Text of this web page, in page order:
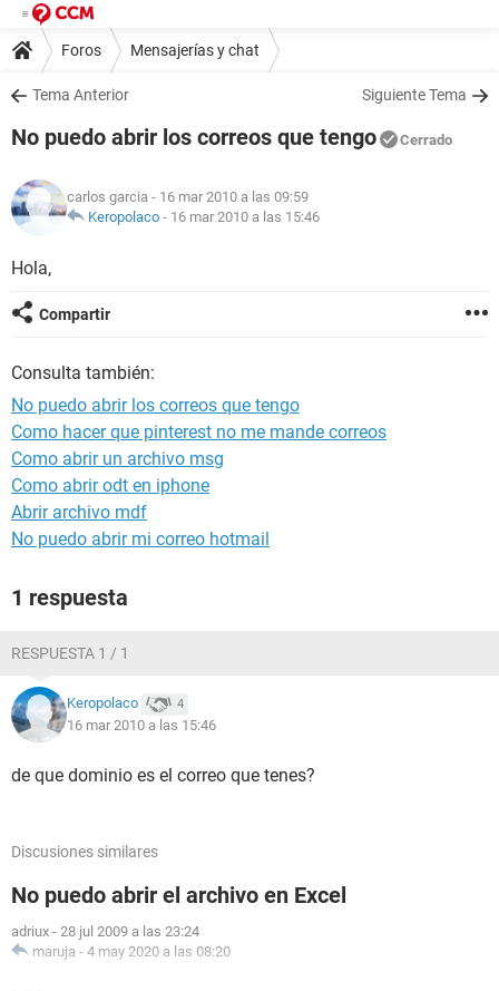
Foros Mensajerías y chat
Tema Anterior Siguiente Tema
No puedo abrir los correos que tengo Cerrado
carlos garcia - 16 mar 2010 a las 09:59
Keropolaco - 16 mar 2010 a las 15:46
Hola,
Compartir
Consulta también:
No puedo abrir los correos que tengo
Como hacer que pinterest no me mande correos
Como abrir un archivo msg
Como abrir odt en iphone
Abrir archivo mdf
No puedo abrir mi correo hotmail
1 respuesta
RESPUESTA 1 / 1
Keropolaco 4
16 mar 2010 a las 15:46
de que dominio es el correo que tenes?
Discusiones similares
No puedo abrir el archivo en Excel
adriux - 28 jul 2009 a las 23:24
maruja - 4 may 2020 a las 08:20